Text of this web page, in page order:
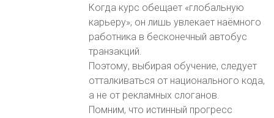
Когда курс обещает «глобальную
карьеру», он лишь увлекает наёмного
работника в бесконечный автобус
транзакций.
Поэтому, выбирая обучение, следует
отталкиваться от национального кода,
а не от рекламных слоганов.
Помним, что истинный прогресс